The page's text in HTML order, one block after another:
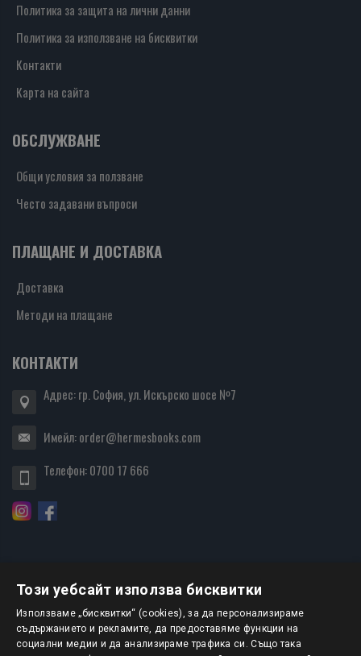
Политика за защита на лични данни
Политика за използване на бисквитки
Контакти
Карта на сайта
ОБСЛУЖВАНЕ
Общи условия за ползване
Често задавани въпроси
ПЛАЩАНЕ И ДОСТАВКА
Доставка
Методи на плащане
КОНТАКТИ
Адрес: гр. София, ул. Искърско шосе №7
Имейл:order@hermesbooks.com
Телефон:0700 17 666
БЮЛЕТИН
Този уебсайт използва бисквитки
Използваме „бисквитки“ (cookies), за да персонализираме
съдържанието и рекламите, да предоставяме функции на
социални медии и да анализираме трафика си. Също така